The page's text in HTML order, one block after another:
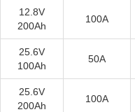
12.8V
200Ah
100A
25.6V
100Ah
50A
25.6V
200Ah
100A